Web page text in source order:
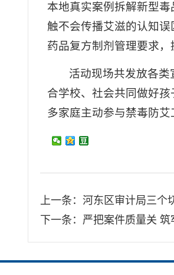
本地真实案例拆解新型
触不会传播艾滋的认知
药品复方制剂管理要求，
活动现场共发放各
合学校、社会共同做好
多家庭主动参与禁毒防艾
上一条： 河东区审计局三个
下一条： 严把案件质量关